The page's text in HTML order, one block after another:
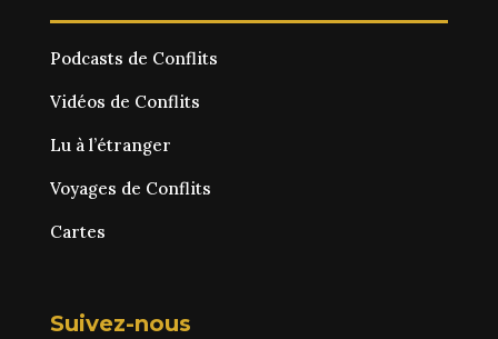
Podcasts de Conflits
Vidéos de Conflits
Lu à l’étranger
Voyages de Conflits
Cartes
Suivez-nous